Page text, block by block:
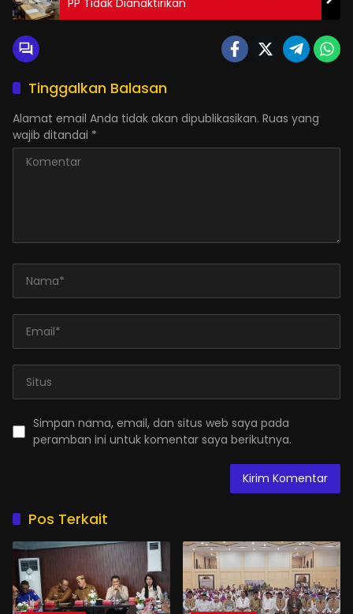
PP Tidak Dianaktirikan
Tinggalkan Balasan
Alamat email Anda tidak akan dipublikasikan. Ruas yang
wajib ditandai *
Simpan nama, email, dan situs web saya pada
peramban ini untuk komentar saya berikutnya.
Pos Terkait